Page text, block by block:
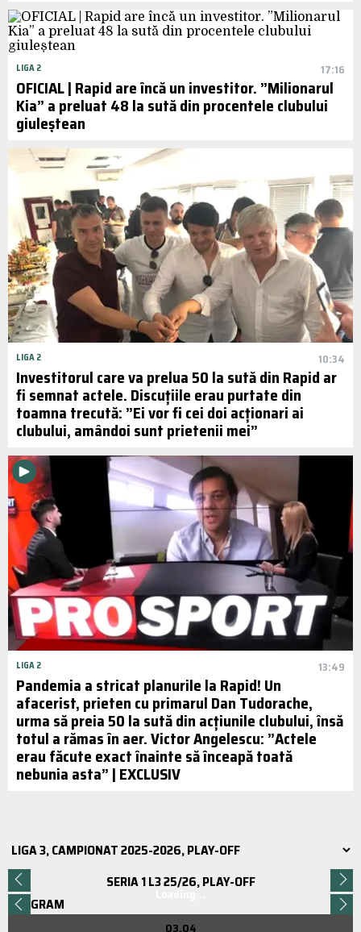
LIGA 2 17:16
OFICIAL | Rapid are încă un investitor. ”Milionarul
Kia” a preluat 48 la sută din procentele clubului
giuleștean
LIGA 2 10:34
Investitorul care va prelua 50 la sută din Rapid ar
fi semnat actele. Discuțiile erau purtate din
toamna trecută: ”Ei vor fi cei doi acționari ai
clubului, amândoi sunt prietenii mei”
LIGA 2 13:49
Pandemia a stricat planurile la Rapid! Un
afacerist, prieten cu primarul Dan Tudorache,
urma să preia 50 la sută din acțiunile clubului, însă
totul a rămas în aer. Victor Angelescu: ”Actele
erau făcute exact înainte să înceapă toată
nebunia asta” | EXCLUSIV
SERIA 1 L3 25/26, PLAY-OFF
Loading...
PROGRAM
03.04